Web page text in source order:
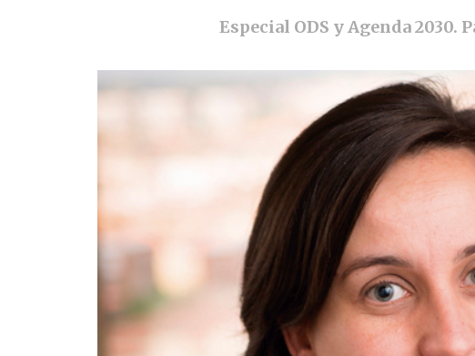
Especial ODS y Agenda 2030.